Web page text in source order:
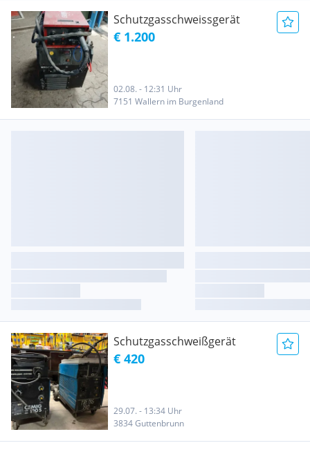
Schutzgasschweissgerät
€ 1.200
02.08. - 12:31 Uhr
7151 Wallern im Burgenland
Schutzgasschweißgerät
€ 420
29.07. - 13:34 Uhr
3834 Guttenbrunn